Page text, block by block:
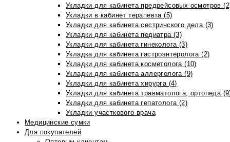
Укладки для кабинета предрейсовых осмотров
Укладки в кабинет терапевта (5)
Укладки для кабинета сестринского дела (3)
Укладки для кабинета педиатра (3)
Укладки для кабинета гинеколога (3)
Укладка для кабинета гастроэнтеролога (2)
Укладки для кабинета косметолога (10)
Укладки для кабинета аллерголога (9)
Укладки для кабинета хирурга (4)
Укладки для кабинета травматолога, ортопеда
Укладки для кабинета гепатолога (2)
Укладки участкового врача
Медицинские сумки
Для покупателей